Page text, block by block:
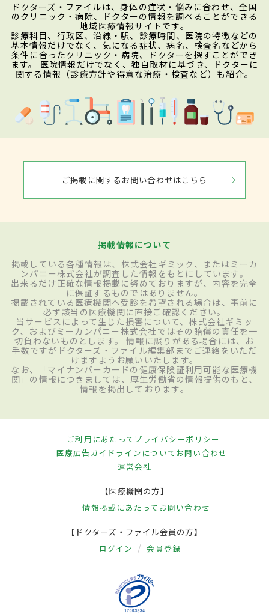
ドクターズ・ファイルは、身体の症状・悩みに合わせ、全国
のクリニック・病院、ドクターの情報を調べることができる
地域医療情報サイトです。
診療科目、行政区、沿線・駅、診療時間、医院の特徴などの
基本情報だけでなく、気になる症状、病名、検査名などから
条件に合ったクリニック・病院、ドクターを探すことができ
ます。 医院情報だけでなく、独自取材に基づき、ドクターに
関する情報（診療方針や得意な治療・検査など）も紹介。
ご掲載に関するお問い合わせはこちら
掲載情報について
掲載している各種情報は、株式会社ギミック、またはミーカ
ンパニー株式会社が調査した情報をもとにしています。
出来るだけ正確な情報掲載に努めておりますが、内容を完全
に保証するものではありません。
掲載されている医療機関へ受診を希望される場合は、事前に
必ず該当の医療機関に直接ご確認ください。
当サービスによって生じた損害について、株式会社ギミッ
ク、およびミーカンパニー株式会社ではその賠償の責任を一
切負わないものとします。 情報に誤りがある場合には、お
手数ですがドクターズ・ファイル編集部までご連絡をいただ
けますようお願いいたします。
なお、「マイナンバーカードの健康保険証利用可能な医療機
関」の情報につきましては、厚生労働省の情報提供のもと、
情報を掲出しております。
ご利用にあたってプライバシーポリシー
医療広告ガイドラインについてお問い合わせ
運営会社
【医療機関の方】
情報掲載にあたって お問い合わせ
【ドクターズ・ファイル会員の方】
ログイン 会員登録